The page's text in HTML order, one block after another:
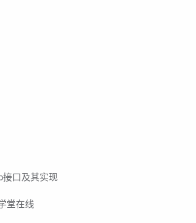
接口及其实现
堂在线